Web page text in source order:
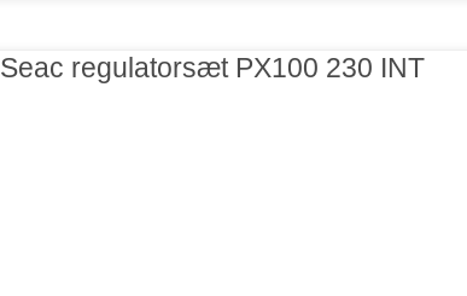
Seac regulatorsæt PX100 230 INT